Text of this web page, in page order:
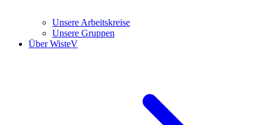
Unsere Arbeitskreise
Unsere Gruppen
Über WisteV